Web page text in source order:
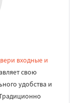
входные и
свою
удобства и